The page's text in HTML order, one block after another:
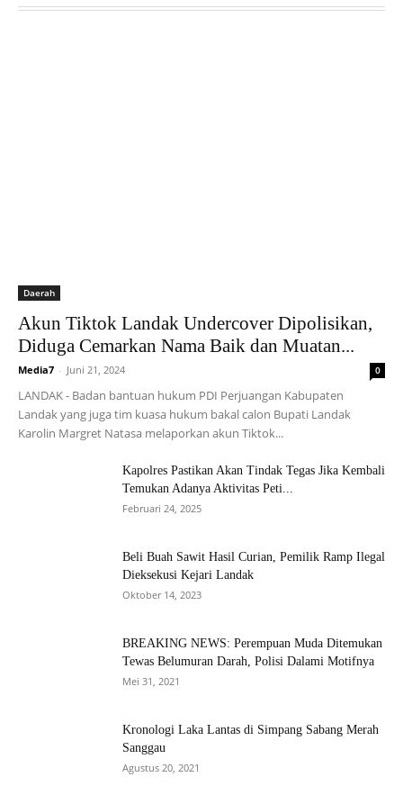
Daerah
Akun Tiktok Landak Undercover Dipolisikan,
Diduga Cemarkan Nama Baik dan Muatan...
Media7 - Juni 21, 2024 0
LANDAK - Badan bantuan hukum PDI Perjuangan Kabupaten
Landak yang juga tim kuasa hukum bakal calon Bupati Landak
Karolin Margret Natasa melaporkan akun Tiktok...
Kapolres Pastikan Akan Tindak Tegas Jika Kembali
Temukan Adanya Aktivitas Peti...
Februari 24, 2025
Beli Buah Sawit Hasil Curian, Pemilik Ramp Ilegal
Dieksekusi Kejari Landak
Oktober 14, 2023
BREAKING NEWS: Perempuan Muda Ditemukan
Tewas Belumuran Darah, Polisi Dalami Motifnya
Mei 31, 2021
Kronologi Laka Lantas di Simpang Sabang Merah
Sanggau
Agustus 20, 2021